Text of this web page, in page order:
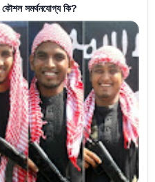
কৌশল সমর্থনযোগ্য কি?